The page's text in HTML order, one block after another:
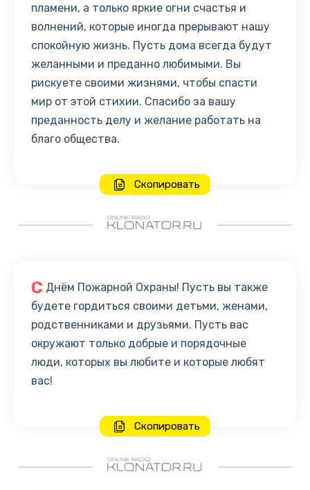
пламени, а только яркие огни счастья и
волнений, которые иногда прерывают нашу
спокойную жизнь. Пусть дома всегда будут
желанными и преданно любимыми. Вы
рискуете своими жизнями, чтобы спасти
мир от этой стихии. Спасибо за вашу
преданность делу и желание работать на
благо общества.
Скопировать
С Днём Пожарной Охраны! Пусть вы также
будете гордиться своими детьми, женами,
родственниками и друзьями. Пусть вас
окружают только добрые и порядочные
люди, которых вы любите и которые любят
вас!
Скопировать